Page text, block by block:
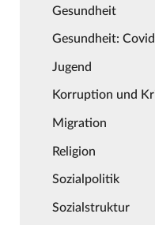
Gesundheit
Gesundheit:
Jugend
Korruption und
Migration
Religion
Sozialpolitik
Sozialstruktur